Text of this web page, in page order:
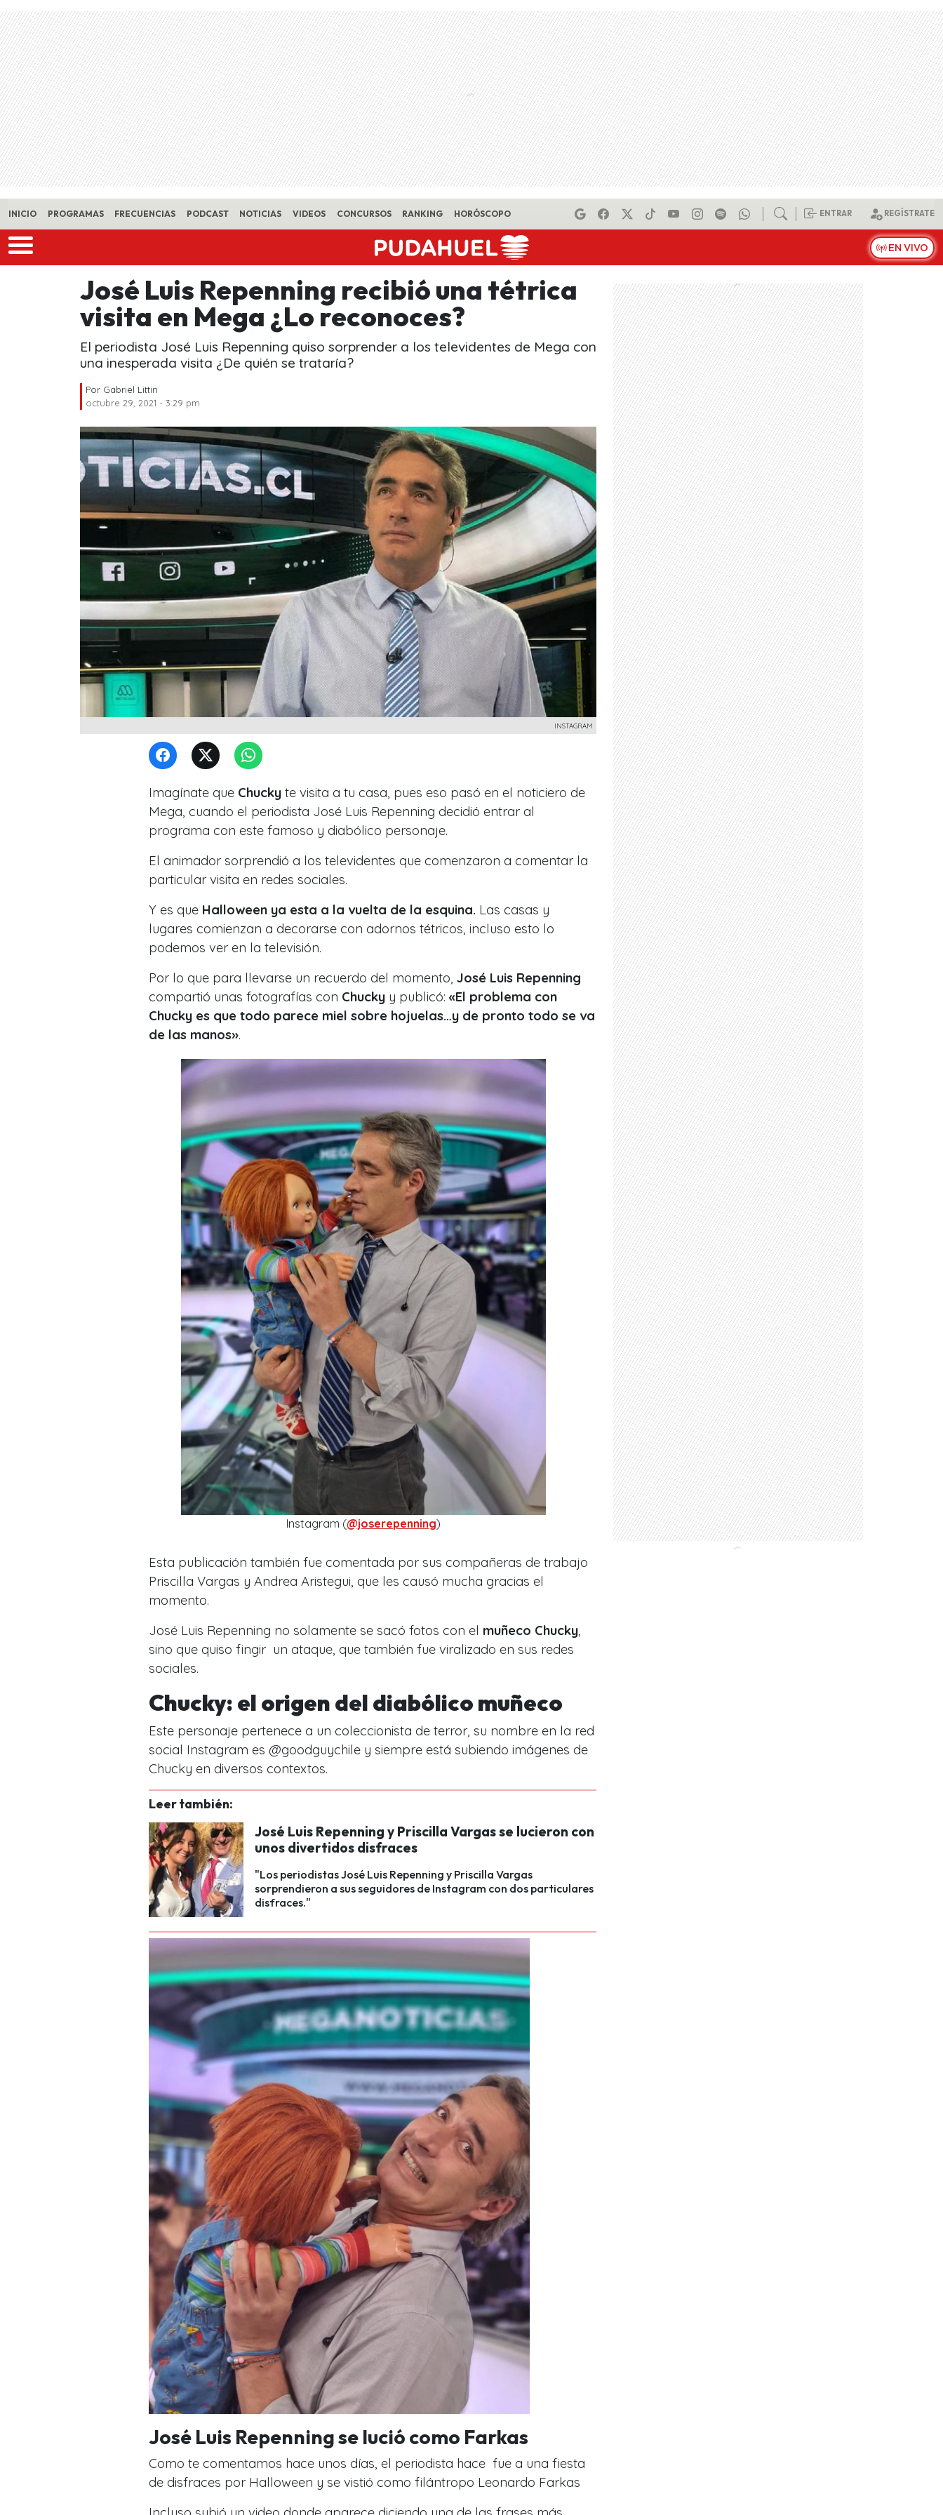
Skip to main content
INICIO PROGRAMAS FRECUENCIAS PODCAST NOTICIAS VIDEOS CONCURSOS RANKING HORÓSCOPO ENTRAR REGÍSTRATE
EN VIVO
José Luis Repenning recibió una tétrica
visita en Mega ¿Lo reconoces?
El periodista José Luis Repenning quiso sorprender a los televidentes de Mega con
una inesperada visita ¿De quién se trataría?
Por Gabriel Littin
octubre 29, 2021 - 3:29 pm
INSTAGRAM
Imagínate que Chucky te visita a tu casa, pues eso pasó en el noticiero de
Mega, cuando el periodista José Luis Repenning decidió entrar al
programa con este famoso y diabólico personaje.
El animador sorprendió a los televidentes que comenzaron a comentar la
particular visita en redes sociales.
Y es que Halloween ya esta a la vuelta de la esquina. Las casas y
lugares comienzan a decorarse con adornos tétricos, incluso esto lo
podemos ver en la televisión.
Por lo que para llevarse un recuerdo del momento, José Luis Repenning
compartió unas fotografías con Chucky y publicó: «El problema con
Chucky es que todo parece miel sobre hojuelas…y de pronto todo se va
de las manos».
Instagram (@joserepenning)
Esta publicación también fue comentada por sus compañeras de trabajo
Priscilla Vargas y Andrea Aristegui, que les causó mucha gracias el
momento.
José Luis Repenning no solamente se sacó fotos con el muñeco Chucky
sino que quiso fingir un ataque, que también fue viralizado en sus redes
sociales.
Chucky: el origen del diabólico muñeco
Este personaje pertenece a un coleccionista de terror, su nombre en la red
social Instagram es @goodguychile y siempre está subiendo imágenes de
Chucky en diversos contextos.
Leer también:
José Luis Repenning y Priscilla Vargas se lucieron con
unos divertidos disfraces
"Los periodistas José Luis Repenning y Priscilla Vargas
sorprendieron a sus seguidores de Instagram con dos particulares
disfraces."
José Luis Repenning se lució como Farkas
Como te comentamos hace unos días, el periodista hace fue a una fiesta
de disfraces por Halloween y se vistió como filántropo Leonardo Farkas